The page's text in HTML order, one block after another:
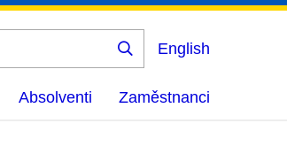
Vyhledat
English
Absolventi Zaměstnanci